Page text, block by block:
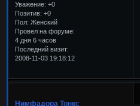
Уважение: +0
Позитив: +0
Пол: Женский
Провел на форуме:
4 дня 6 часов
Последний визит:
2008-11-03 19:18:12
Нимфадора Тонкс